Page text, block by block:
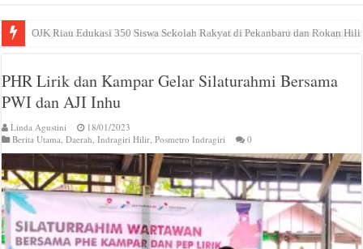
Tengku Azwendi Titip Harapan Besar ke Sekda Baru: Jadi Motor
PHR Lirik dan Kampar Gelar Silaturahmi Bersama
PWI dan AJI Inhu
Linda Agustini
18/01/2023
Berita Utama ,Daerah ,Indragiri Hilir ,Posmetro Indragiri 0